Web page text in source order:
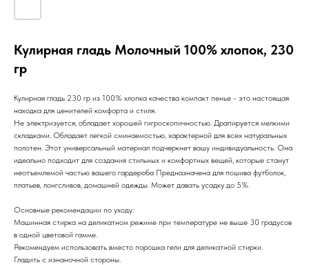
Кулирная гладь Молочный 100% хлопок, 230
гр
Кулирная гладь 230 гр из 100% хлопка качества компакт пенье - это настоящая
находка для ценителей комфорта и стиля.
Не электризуется, обладает хорошей гигроскопичностью. Драпируется мелкими
складками. Обладает легкой сминаемостью, характерной для всех натуральных
полотен. Этот универсальный материал подчеркнет вашу индивидуальность. Она
идеально подходит для создания стильных и комфортных вещей, которые станут
неотъемлемой частью вашего гардероба Предназначена для пошива футболок,
платьев, лонгсливов, домашней одежды. Может давать усадку до 5%.
Основные рекомендации по уходу:
Машинная стирка на деликатном режиме при температуре не выше 30 градусов
в одной цветовой гамме.
Рекомендуем использовать вместо порошка гели для деликатной стирки.
Гладить с изнаночной стороны.